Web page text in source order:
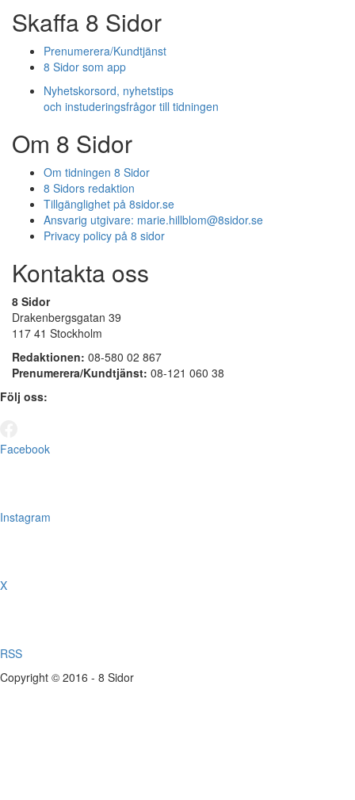
Skaffa 8 Sidor
Prenumerera/Kundtjänst
8 Sidor som app
Nyhetskorsord, nyhetstips
och instuderingsfrågor till tidningen
Om 8 Sidor
Om tidningen 8 Sidor
8 Sidors redaktion
Tillgänglighet på 8sidor.se
Ansvarig utgivare: marie.hillblom@8sidor.se
Privacy policy på 8 sidor
Kontakta oss
8 Sidor
Drakenbergsgatan 39
117 41 Stockholm
Redaktionen: 08-580 02 867
Prenumerera/Kundtjänst: 08-121 060 38
Följ oss:
Facebook
Instagram
X
RSS
Copyright © 2016 - 8 Sidor